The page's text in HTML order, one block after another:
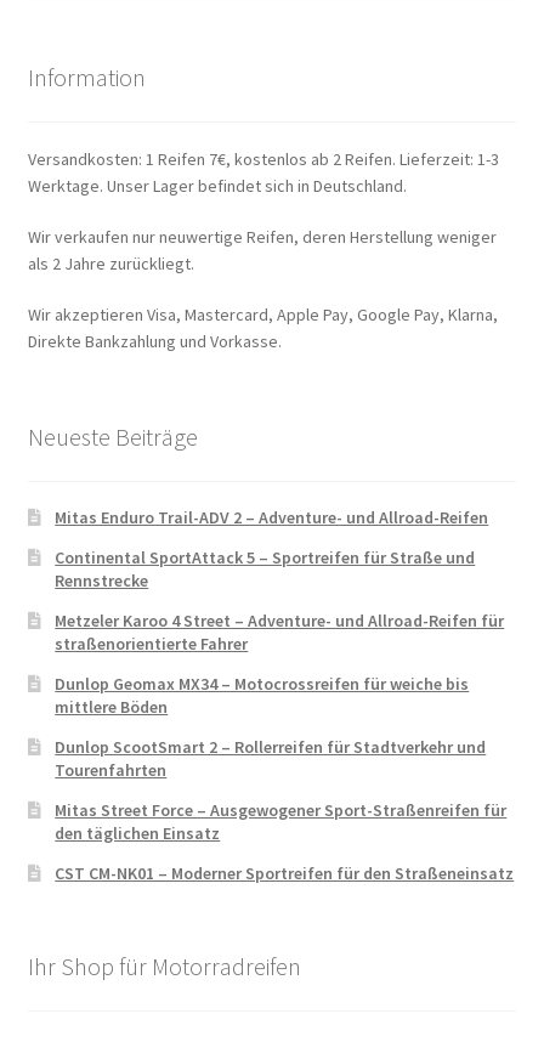
Information
Versandkosten: 1 Reifen 7€, kostenlos ab 2 Reifen. Lieferzeit: 1-3
Werktage. Unser Lager befindet sich in Deutschland.
Wir verkaufen nur neuwertige Reifen, deren Herstellung weniger
als 2 Jahre zurückliegt.
Wir akzeptieren Visa, Mastercard, Apple Pay, Google Pay, Klarna,
Direkte Bankzahlung und Vorkasse.
Neueste Beiträge
Mitas Enduro Trail-ADV 2 – Adventure- und Allroad-Reifen
Continental SportAttack 5 – Sportreifen für Straße und
Rennstrecke
Metzeler Karoo 4 Street – Adventure- und Allroad-Reifen für
straßenorientierte Fahrer
Dunlop Geomax MX34 – Motocrossreifen für weiche bis
mittlere Böden
Dunlop ScootSmart 2 – Rollerreifen für Stadtverkehr und
Tourenfahrten
Mitas Street Force – Ausgewogener Sport-Straßenreifen für
den täglichen Einsatz
CST CM-NK01 – Moderner Sportreifen für den Straßeneinsatz
Ihr Shop für Motorradreifen